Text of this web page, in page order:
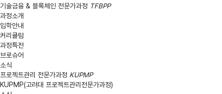
기술금융 & 블록체인 전문가과정 TFBPP
과정소개
입학안내
커리큘럼
과정특전
브로슈어
소식
프로젝트관리 전문가과정 KUPMP
KUPMP(고려대 프로젝트관리전문가과정)